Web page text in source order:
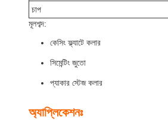
চাপ
মূলশব্দ:
কেসিং ফ্ল্যাটে কলার
সিমেন্টিং জুতো
প্যাকার স্টেজ কলার
অ্যাপ্লিকেশনঃ